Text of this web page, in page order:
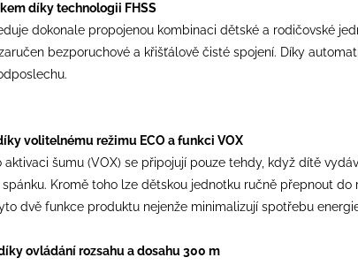
díky technologii FHSS
dokonale propojenou kombinaci dětské a rodičovské
bezporuchové a křišťálově čisté spojení. Díky
volitelnému režimu ECO a funkci VOX
šumu (VOX) se připojují pouze tehdy, když dítě
Kromě toho lze dětskou jednotku ručně přepnout do
dvě funkce produktu nejenže minimalizují spotřebu
ovládání rozsahu a dosahu 300 m